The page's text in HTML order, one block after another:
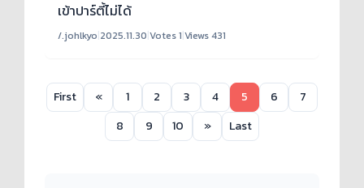
เข้าปาร์ตี้ไม่ได้
/.johlkyo|2025.11.30|Votes 1|Views 431
First « 1 2 3 4 5 6
7
8
9 10 » Last